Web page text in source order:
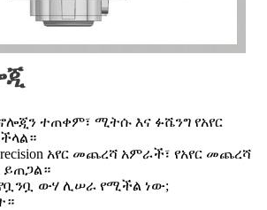
ተጠቀም፣ ሚትሱ እና ፉሼንግ የአየር
አየር መጨረሻ አምራች፣ የአየር መጨረሻ
ይጠጋል።
ውሃ ሊሠራ የሚችል ነው;